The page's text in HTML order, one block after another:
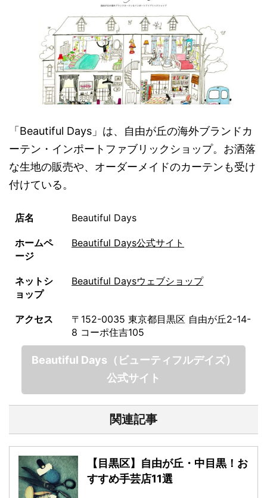
「Beautiful Days」は、自由が丘の海外ブランドカ
ーテン・インポートファブリックショップ。お洒落
な生地の販売や、オーダーメイドのカーテンも受け
付けている。
店名 Beautiful Days
ホームペ
ージ
Beautiful Days公式サイト
ネットシ
ョップ
Beautiful Daysウェブショップ
アクセス
〒152-0035 東京都目黒区 自由が丘2-14-
8 コーポ住吉105
Beautiful Days（ビューティフルデイズ）
公式サイト
関連記事
【目黒区】自由が丘・中目黒！お
すすめ手芸店11選